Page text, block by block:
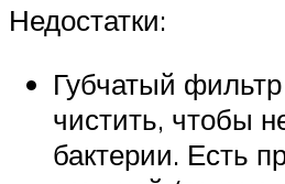
Недостатки:
Губчатый
чистить, чтобы
бактерии. Есть